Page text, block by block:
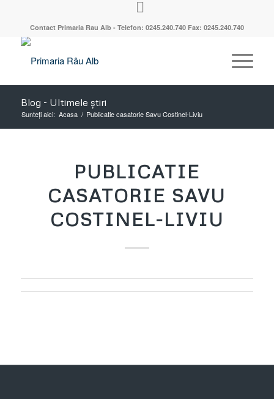
Contact Primaria Rau Alb - Telefon: 0245.240.740 Fax: 0245.240.740
Blog - Ultimele știri
Sunteți aici: Acasa / Publicatie casatorie Savu Costinel-Liviu
PUBLICATIE
CASATORIE SAVU
COSTINEL-LIVIU